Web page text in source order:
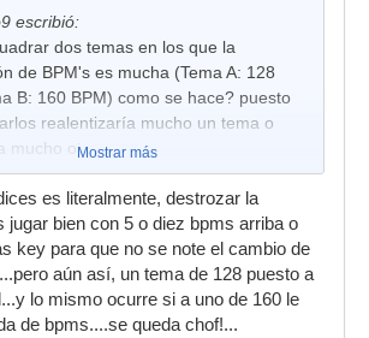
escribió:
dos temas en los que la
de BPM's es mucha (Tema A: 128
B: 160 BPM) como se hace? puesto
realentizaría mucho un tema o
mucho otro...Mostrar más
es literalmente, destrozar la
jugar bien con 5 o diez bpms arriba o
key para que no se note el cambio de
aún así, un tema de 128 puesto a
lo mismo ocurre si a uno de 160 le
de bpms....se queda chof!...